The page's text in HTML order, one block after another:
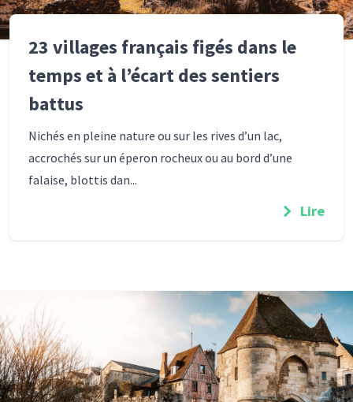
23 villages français figés dans le
temps et à l’écart des sentiers
battus
Nichés en pleine nature ou sur les rives d’un lac,
accrochés sur un éperon rocheux ou au bord d’une
falaise, blottis dan...
Lire